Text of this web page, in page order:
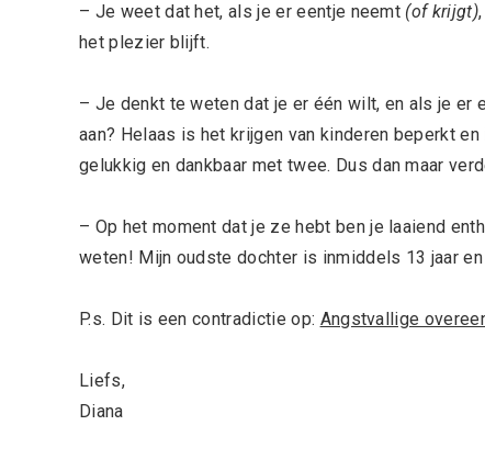
– Je weet dat het, als je er eentje neemt (of krijgt)
het plezier blijft.
– Je denkt te weten dat je er één wilt, en als je er
aan? Helaas is het krijgen van kinderen beperkt
gelukkig en dankbaar met twee. Dus dan maar
– Op het moment dat je ze hebt ben je laaiend
weten! Mijn oudste dochter is inmiddels 13 jaar
P.s. Dit is een contradictie op: Angstvallige
Liefs,
Diana